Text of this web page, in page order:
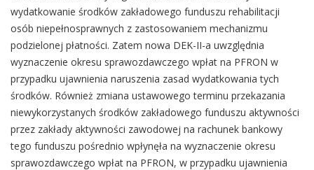
wydatkowanie środków zakładowego funduszu rehabilitacji
osób niepełnosprawnych z zastosowaniem mechanizmu
podzielonej płatności. Zatem nowa DEK-II-a uwzględnia
wyznaczenie okresu sprawozdawczego wpłat na PFRON w
przypadku ujawnienia naruszenia zasad wydatkowania tych
środków. Również zmiana ustawowego terminu przekazania
niewykorzystanych środków zakładowego funduszu aktywności
przez zakłady aktywności zawodowej na rachunek bankowy
tego funduszu pośrednio wpłynęła na wyznaczenie okresu
sprawozdawczego wpłat na PFRON, w przypadku ujawnienia